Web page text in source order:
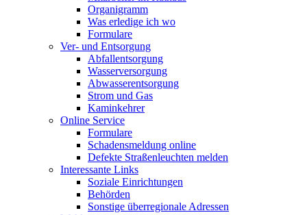
Organigramm
Was erledige ich wo
Formulare
Ver- und Entsorgung
Abfallentsorgung
Wasserversorgung
Abwasserentsorgung
Strom und Gas
Kaminkehrer
Online Service
Formulare
Schadensmeldung online
Defekte Straßenleuchten melden
Interessante Links
Soziale Einrichtungen
Behörden
Sonstige überregionale Adressen